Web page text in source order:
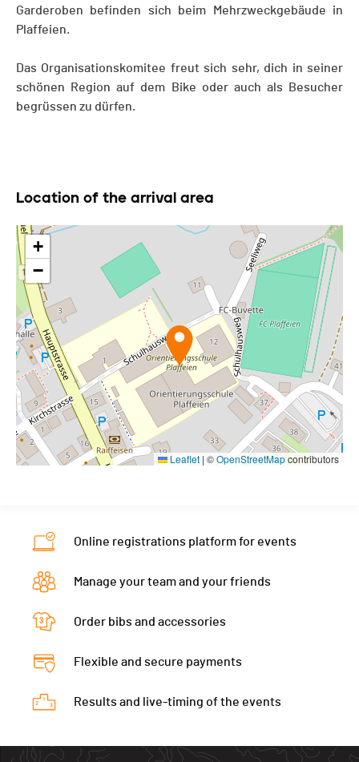
Garderoben befinden sich beim Mehrzweckgebäude in
Plaffeien.
Das Organisationskomitee freut sich sehr, dich in seiner
schönen Region auf dem Bike oder auch als Besucher
begrüssen zu dürfen.
Location of the arrival area
+
−
Leaflet | ©OpenStreetMapcontributors
Online registrations platform for events
Manage your team and your friends
Order bibs and accessories
Flexible and secure payments
Results and live-timing of the events